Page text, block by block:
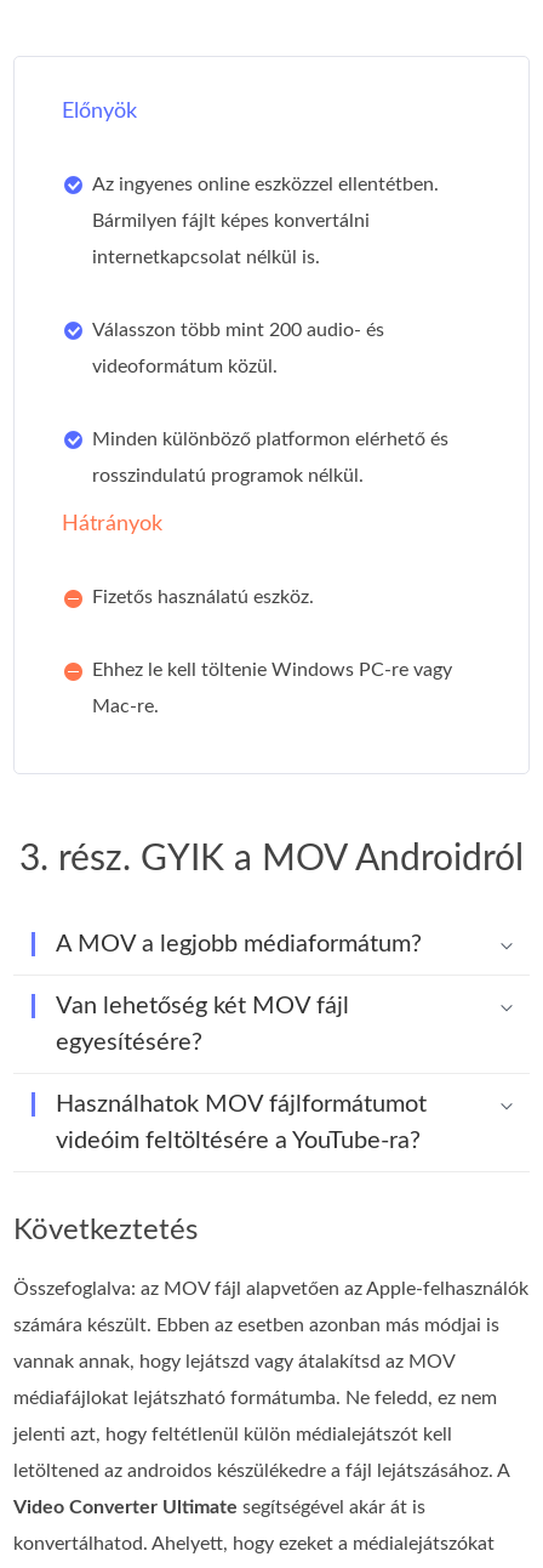
Előnyök
Az ingyenes online eszközzel ellentétben.
Bármilyen fájlt képes konvertálni
internetkapcsolat nélkül is.
Válasszon több mint 200 audio- és
videoformátum közül.
Minden különböző platformon elérhető és
rosszindulatú programok nélkül.
Hátrányok
Fizetős használatú eszköz.
Ehhez le kell töltenie Windows PC-re vagy
Mac-re.
3. rész. GYIK a MOV Androidról
A MOV a legjobb médiaformátum?
Van lehetőség két MOV fájl
egyesítésére?
Használhatok MOV fájlformátumot
videóim feltöltésére a YouTube-ra?
Következtetés
Összefoglalva: az MOV fájl alapvetően az Apple‑felhasználók
számára készült. Ebben az esetben azonban más módjai is
vannak annak, hogy lejátszd vagy átalakítsd az MOV
médiafájlokat lejátszható formátumba. Ne feledd, ez nem
jelenti azt, hogy feltétlenül külön médialejátszót kell
letöltened az androidos készülékedre a fájl lejátszásához. A
Video Converter Ultimate segítségével akár át is
konvertálhatod. Ahelyett, hogy ezeket a médialejátszókat